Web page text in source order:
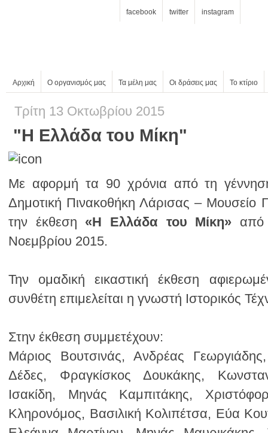
facebook twitter instagram
Αρχική Ο οργανισμός μας Τα μέλη μας Οι δράσεις μας Το κτίριο
Τρίτη 13 Οκτωβρίου 2015
"Η Ελλάδα του Μίκη"
Με αφορμή τα 90 χρόνια από τη
την έκθεση «Η Ελλάδα του Μίκη»
Νοεμβρίου 2015.
συνθέτη επιμελείται η γνωστή Ιστορικός
Στην έκθεση συμμετέχουν: